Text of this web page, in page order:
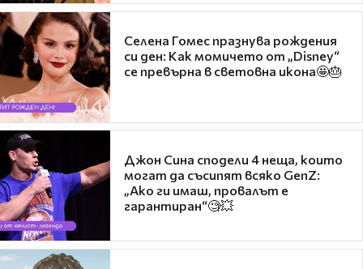
Селена Гомес празнува рождения
си ден: Как момичето от „Disney“
се превърна в световна икона🤩🎂
Джон Сина сподели 4 неща, които
могат да съсипят всяко GenZ:
„Ако ги имаш, провалът е
гарантиран“🧐💥